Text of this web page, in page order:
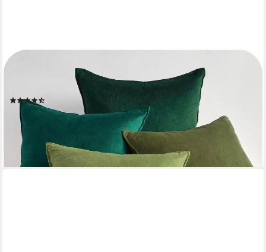
Dekokissen 4er Set Kissenbezüge inklusive Füllkissen Set Sami
Samt weich, Kissenhülle mit Füllung
ab 54,99 €
(13,75 €/ 1 Stk)
lieferbar - in 6-8 Werktagen bei dir